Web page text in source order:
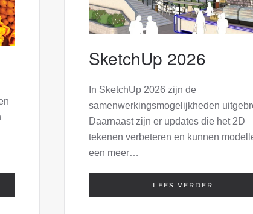
SketchUp 2026
In SketchUp 2026 zijn de
samenwerkingsmogelijkheden
Daarnaast zijn er updates die het 2D
tekenen verbeteren en kunnen
een meer…
LEES VERDER